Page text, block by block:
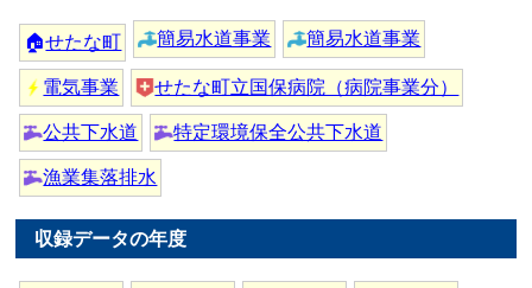
🏠せたな町 簡易水道事業 簡易水道事業
電気事業 せたな町立国保病院（病院事業分）
公共下水道 特定環境保全公共下水道
漁業集落排水
収録データの年度